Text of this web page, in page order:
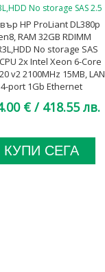
HP ProLiant DL380p
RAM 32GB RDIMM
No storage SAS
2x Intel Xeon 6-Core
v2 2100MHz 15MB, LAN
4-port 1Gb Ethernet
A клас
€ / 418.55 лв.
КУПИ СЕГА